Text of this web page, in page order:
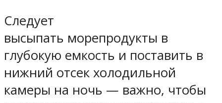
Следует
высыпать морепродукты в
глубокую емкость и поставить в
нижний отсек холодильной
камеры на ночь — важно, чтобы